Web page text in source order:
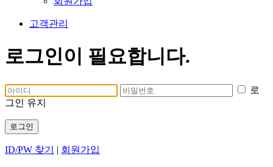
고객관리
로그인이 필요합니다.
로
그인 유지
로그인
ID/PW 찾기 | 회원가입